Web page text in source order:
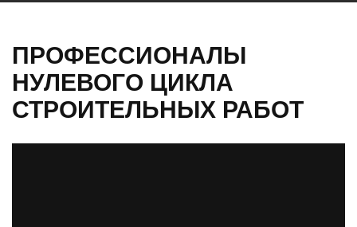
ПРОФЕССИОНАЛЫ
НУЛЕВОГО ЦИКЛА
СТРОИТЕЛЬНЫХ РАБОТ